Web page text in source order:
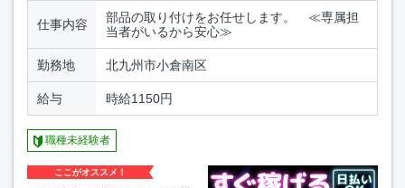
仕事内容
部品の取り付けをお任せします。 ≪専属担
当者がいるから安心≫
勤務地 北九州市小倉南区
給与 時給1150円
職種未経験者
ここがオススメ！